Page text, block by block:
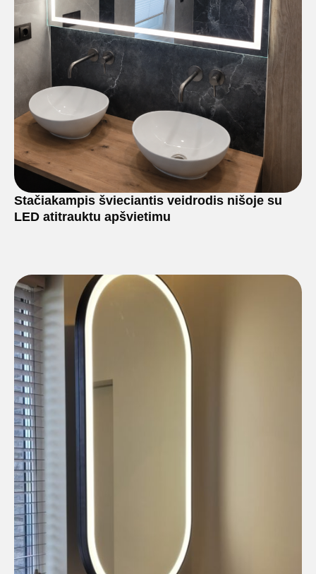
Stačiakampis švieciantis veidrodis nišoje su
LED atitrauktu apšvietimu